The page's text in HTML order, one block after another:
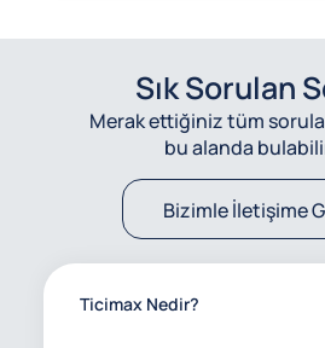
Sık Sorulan
Merak ettiğiniz tüm
bu alanda
Bizimle İletişime
Ticimax Nedir?